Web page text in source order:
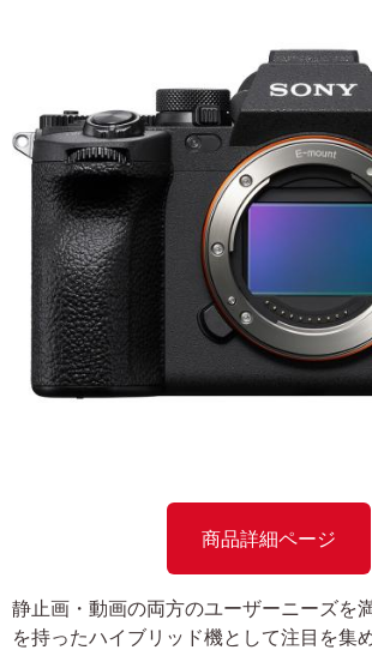
商品詳細ページ
静止画・動画の両方のユーザーニーズを
を持ったハイブリッド機として注目を集